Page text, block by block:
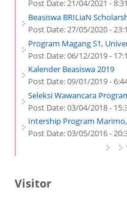
Post Date:21/04/2021 - 8:31
Beasiswa BRILiaN
Post Date:27/05/2020 -
Program Magang S1,
Post Date:06/12/2019 -
Kalender Beasiswa 2019
Post Date:09/01/2019 -
Seleksi Wawancara
Post Date:03/04/2018 -
Intership Program
Post Date:03/05/2016 -
Visitor